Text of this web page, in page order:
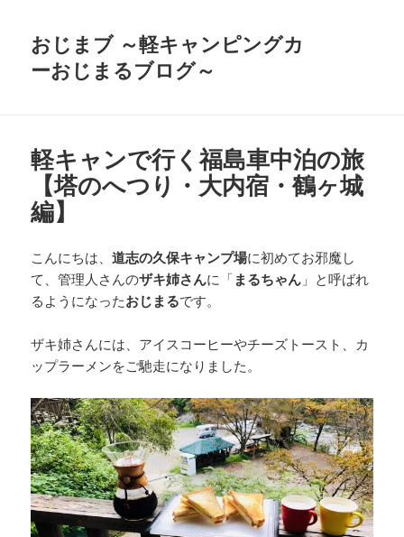
おじまブ ～軽キャンピングカ
ーおじまるブログ～
軽キャンで行く福島車中泊の旅
【塔のへつり・大内宿・鶴ヶ城
編】
こんにちは、道志の久保キャンプ場に初めてお邪魔し
て、管理人さんのザキ姉さんに「 まるちゃん 」と呼ばれ
るようになったおじまるです。
ザキ姉さんには、アイスコーヒーやチーズトースト、カ
ップラーメンをご馳走になりました。